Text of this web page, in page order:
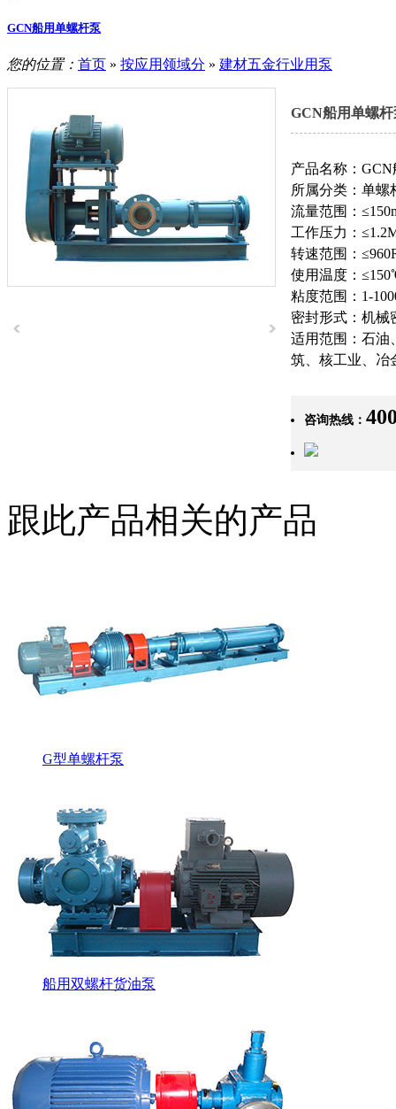
GCN船用单螺杆泵
您的位置： 首页 » 按应用领域分 » 建材五金行业用泵
GCN船用单螺杆
产品名称：
所属分类：单螺
流量范围：
工作压力：
转速范围：
使用温度：
粘度范围：1-
密封形式：机械
适用范围：石油
筑、核工业、冶
咨询热线：
跟此产品相关的产品
G型单螺杆泵
船用双螺杆货油泵